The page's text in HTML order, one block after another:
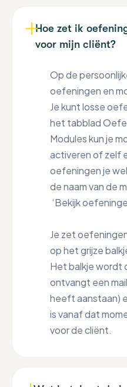
Hoe zet ik
voor mijn cliënt?
Op de
oefeningen en
Je kunt losse
het tabblad
Modules kun je
activeren of zelf
oefeningen je
de naam van de
‘Bekijk
Je zet
op het grijze
Het balkje wordt
ontvangt een
heeft aanstaan)
is vanaf dat
voor de cliënt.